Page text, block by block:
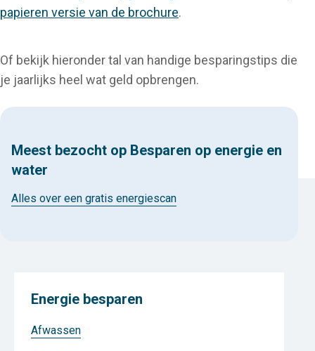
papieren versie van de brochure.
Of bekijk hieronder tal van handige besparingstips die
je jaarlijks heel wat geld opbrengen.
Meest bezocht op Besparen op energie en
water
Alles over een gratis energiescan
Energie besparen
Afwassen